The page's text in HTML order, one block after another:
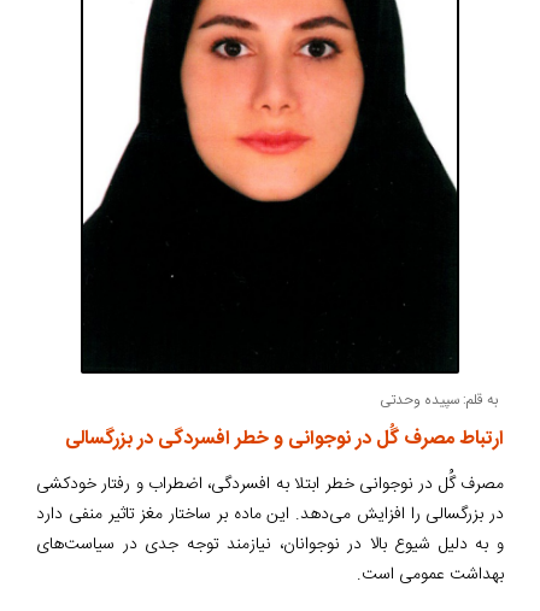
به قلم: سپیده وحدتی
ارتباط مصرف گُل در نوجوانی و خطر افسردگی در بزرگسالی
مصرف گُل در نوجوانی خطر ابتلا به افسردگی، اضطراب و رفتار خودکشی
در بزرگسالی را افزایش می‌دهد. این ماده بر ساختار مغز تاثیر منفی دارد
و به دلیل شیوع بالا در نوجوانان، نیازمند توجه جدی در سیاست‌های
بهداشت عمومی است.